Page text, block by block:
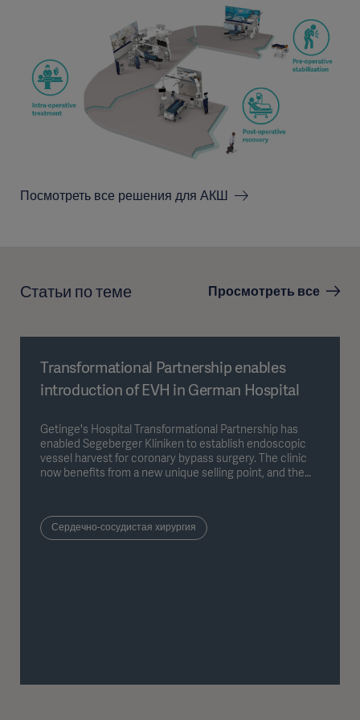
Посмотреть все решения для АКШ
Статьи по теме Просмотреть все
Transformational Partnership enables
introduction of EVH in German Hospital
Getinge's Hospital Transformational Partnership has
enabled Segeberger Kliniken to establish endoscopic
vessel harvest for coronary bypass surgery. The clinic
now benefits from a new unique selling point, and the
Сердечно-сосудистая хирургия